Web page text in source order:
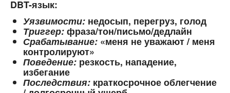
DBT-язык:
Уязвимости: недосып, перегруз, голод
Триггер:фраза/тон/письмо/дедлайн
Срабатывание: «меня не уважают / меня
контролируют»
Поведение: резкость, нападение,
избегание
Последствия: краткосрочное облегчение